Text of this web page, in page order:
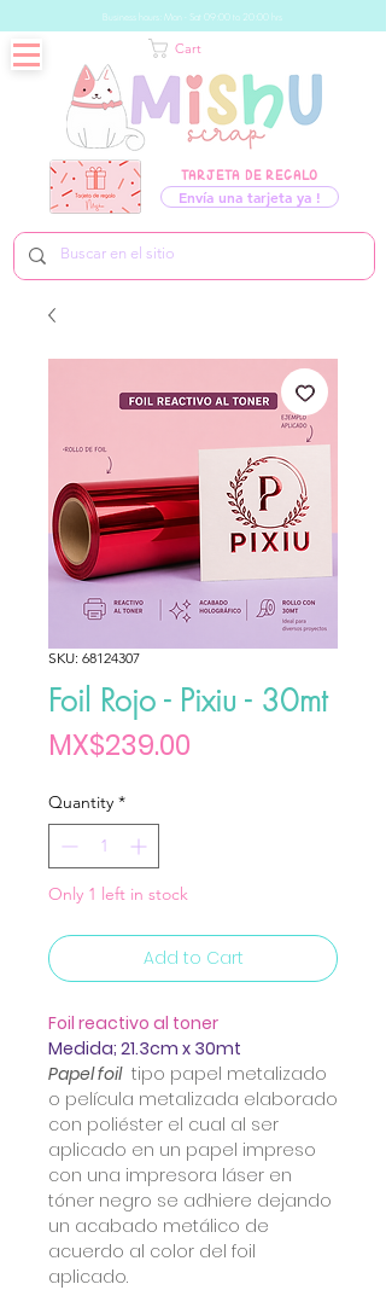
Business hours: Mon - Sat 09:00 to 20:00 hrs
TARJETA DE REGALO
Envía una tarjeta ya !
Cart
SKU: 68124307
Foil Rojo - Pixiu - 30mt
MX$239.00
Quantity *
Only 1 left in stock
Add to Cart
Foil reactivo al toner
Medida; 21.3cm x 30mt
Papel foil tipo papel metalizado
o película metalizada elaborado
con poliéster el cual al ser
aplicado en un papel impreso
con una impresora láser en
tóner negro se adhiere dejando
un acabado metálico de
acuerdo al color del foil
aplicado.